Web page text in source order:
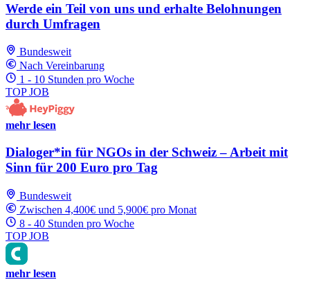
Werde ein Teil von uns und erhalte Belohnungen
durch Umfragen
Bundesweit
Nach Vereinbarung
1 - 10 Stunden pro Woche
TOP JOB
mehr lesen
Dialoger*in für NGOs in der Schweiz – Arbeit mit
Sinn für 200 Euro pro Tag
Bundesweit
Zwischen 4,400€ und 5,900€ pro Monat
8 - 40 Stunden pro Woche
TOP JOB
mehr lesen